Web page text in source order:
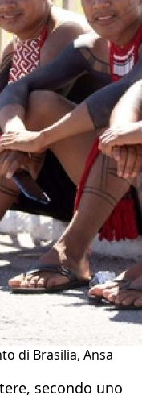
di Brasilia, Ansa
secondo uno